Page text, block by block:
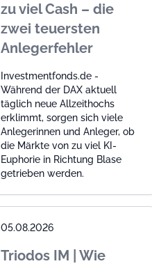
zu viel Cash – die
zwei teuersten
Anlegerfehler
Investmentfonds.de -
Während der DAX aktuell
täglich neue Allzeithochs
erklimmt, sorgen sich viele
Anlegerinnen und Anleger, ob
die Märkte von zu viel KI-
Euphorie in Richtung Blase
getrieben werden.
05.08.2026
Triodos IM | Wie